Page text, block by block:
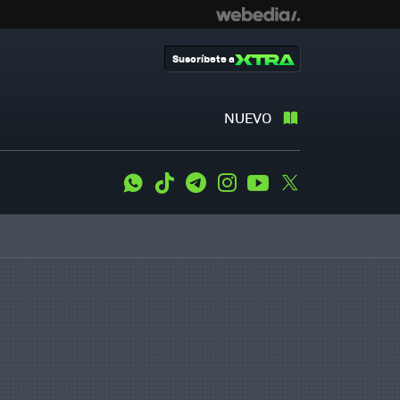
NUEVO
Suscríbete a
WhatsApp
Tiktok TelegramInstagramYoutube